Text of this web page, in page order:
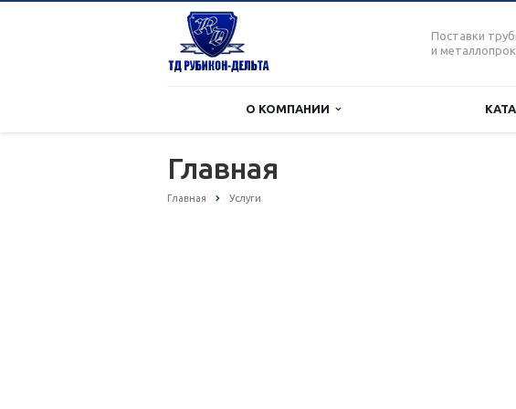
Поставки
и
О КОМПАНИИ
Главная
Главная Услуги